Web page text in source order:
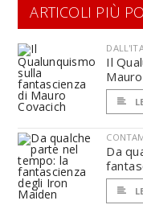
ARTICOLI PIÙ
Il
Da